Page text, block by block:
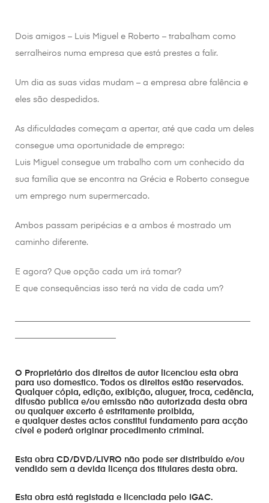
Dois amigos – Luis Miguel e Roberto – trabalham como
serralheiros numa empresa que está prestes a falir.
Um dia as suas vidas mudam – a empresa abre falência e
eles são despedidos.
As dificuldades começam a apertar, até que cada um deles
consegue uma oportunidade de emprego:
Luis Miguel consegue um trabalho com um conhecido da
sua família que se encontra na Grécia e Roberto consegue
um emprego num supermercado.
Ambos passam peripécias e a ambos é mostrado um
caminho diferente.
E agora? Que opção cada um irá tomar?
E que consequências isso terá na vida de cada um?
O Proprietário dos direitos de autor licenciou esta obra
para uso domestico. Todos os direitos estão reservados.
Qualquer cópia, edição, exibição, aluguer, troca, cedência,
difusão publica e/ou emissão não autorizada desta obra
ou qualquer excerto é estritamente proibida,
e qualquer destes actos constitui fundamento para acção
cível e poderá originar procedimento criminal.
Esta obra CD/DVD/LIVRO não pode ser distribuído e/ou
vendido sem a devida licença dos titulares desta obra.
Esta obra está registada e licenciada pelo IGAC.